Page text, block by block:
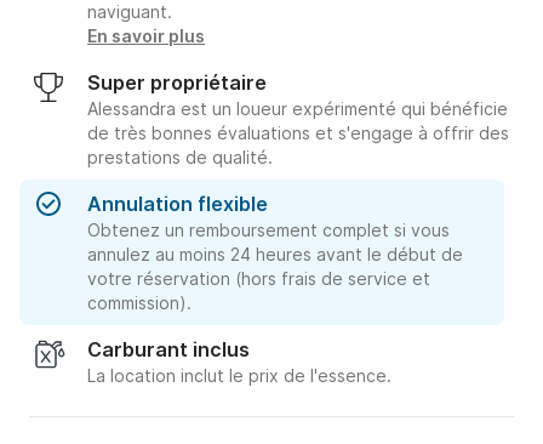
naviguant.
En savoir plus
Super propriétaire
Alessandra est un loueur expérimenté qui bénéficie
de très bonnes évaluations et s'engage à offrir des
prestations de qualité.
Annulation flexible
Obtenez un remboursement complet si vous
annulez au moins 24 heures avant le début de
votre réservation (hors frais de service et
commission).
Carburant inclus
La location inclut le prix de l'essence.